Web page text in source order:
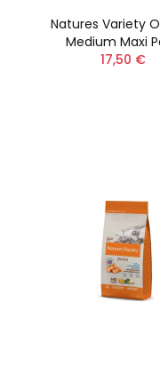
Natures Variety
Medium Maxi
17,50 €